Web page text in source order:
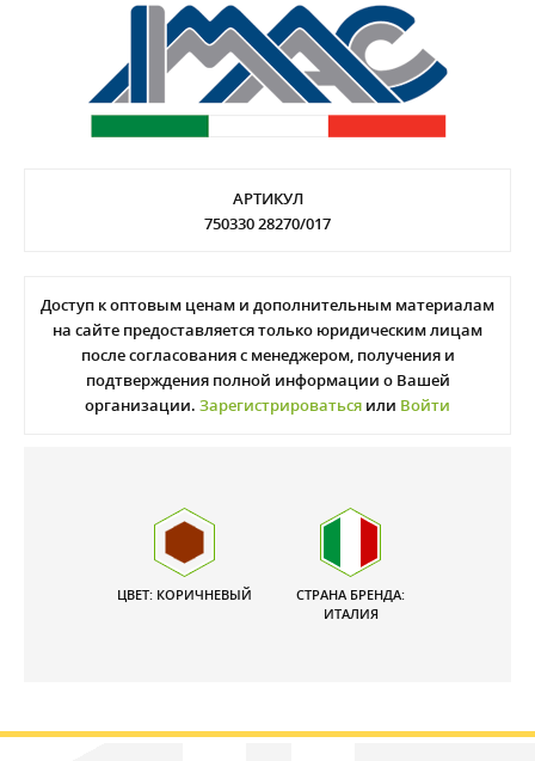
АРТИКУЛ
750330 28270/017
Доступ к оптовым ценам и дополнительным материалам
на сайте предоставляется только юридическим лицам
после согласования с менеджером, получения и
подтверждения полной информации о Вашей
организации. Зарегистрироваться или Войти
ЦВЕТ: КОРИЧНЕВЫЙ
СТРАНА БРЕНДА:
ИТАЛИЯ